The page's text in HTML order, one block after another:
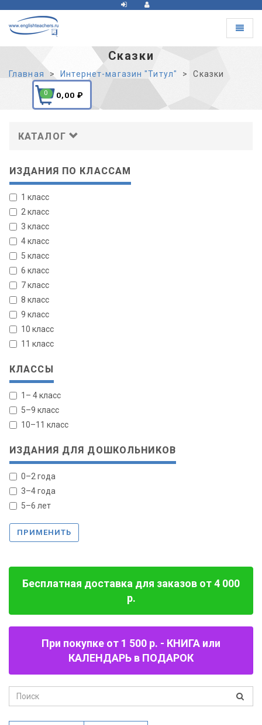
Toggle
Сказки
Главная Интернет-магазин "Титул" Сказки
0 0,00 ₽
КАТАЛОГ
ИЗДАНИЯ ПО КЛАССАМ
1 класс
2 класс
3 класс
4 класс
5 класс
6 класс
7 класс
8 класс
9 класс
10 класс
11 класс
КЛАССЫ
1– 4 класс
5–9 класс
10–11 класс
ИЗДАНИЯ ДЛЯ ДОШКОЛЬНИКОВ
0–2 года
3–4 года
5–6 лет
ПРИМЕНИТЬ
Бесплатная доставка для заказов от 4 000
р.
При покупке от 1 500 р. - КНИГА или
КАЛЕНДАРЬ в ПОДАРОК